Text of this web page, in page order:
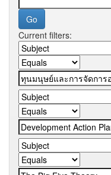
Current filters: